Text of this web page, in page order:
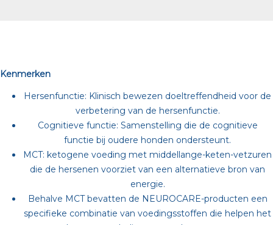
Kenmerken
Hersenfunctie: Klinisch bewezen doeltreffendheid voor de
verbetering van de hersenfunctie.
Cognitieve functie: Samenstelling die de cognitieve
functie bij oudere honden ondersteunt.
MCT: ketogene voeding met middellange-keten-vetzuren
die de hersenen voorziet van een alternatieve bron van
energie.
Behalve MCT bevatten de NEUROCARE-producten een
specifieke combinatie van voedingsstoffen die helpen het